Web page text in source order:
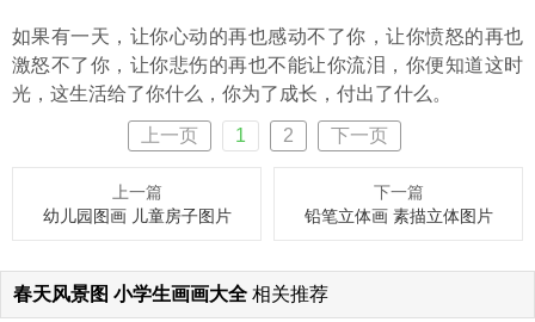
如果有一天，让你心动的再也感动不了你，让你愤怒的再也
激怒不了你，让你悲伤的再也不能让你流泪，你便知道这时
光，这生活给了你什么，你为了成长，付出了什么。
上一页 1 2 下一页
上一篇
幼儿园图画 儿童房子图片
下一篇
铅笔立体画 素描立体图片
春天风景图 小学生画画大全 相关推荐